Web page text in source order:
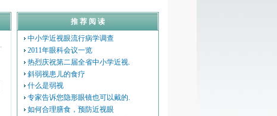
推 荐 阅 读
中小学近视眼流行病学调查
2011年眼科会议一览
热烈庆祝第二届全省中小学近视.
斜弱视患儿的食疗
什么是弱视
专家告诉您隐形眼镜也可以戴的.
如何合理膳食，预防近视眼